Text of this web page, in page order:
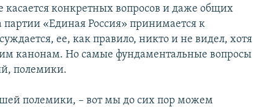
касается конкретных вопросов и даже общих
«Единая Россия» принимается к
ее, как правило, никто и не видел, хотя
канонам. Но самые фундаментальные вопросы
полемики.
полемики, – вот мы до сих пор можем